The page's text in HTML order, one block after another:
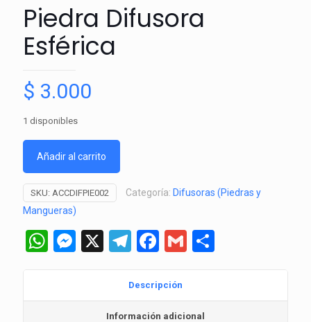
Piedra Difusora
Esférica
$ 3.000
1 disponibles
Añadir al carrito
SKU: ACCDIFPIE002 Categoría: Difusoras (Piedras y
Mangueras)
WhatsApp
Messenger
X Telegram
Facebook
Gmail
Descripción
Información adicional